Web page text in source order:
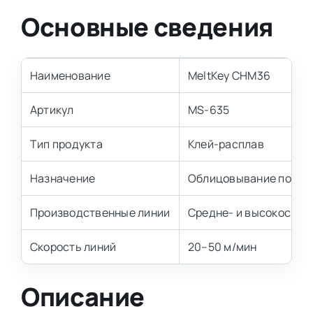
Основные сведения
Наименование MeltKey CHM36
Артикул MS-635
Тип продукта Клей-расплав
Назначение Облицовывание
Производственные линии Средне- и
Скорость линий 20–50 м/мин
Описание